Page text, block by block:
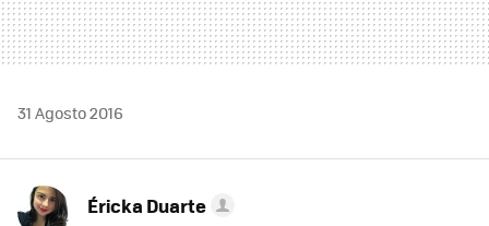
31 Agosto 2016
Éricka Duarte